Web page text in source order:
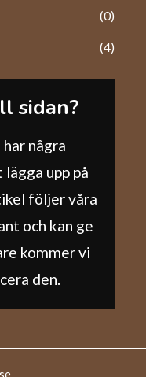
(0)
(4)
sidan?
några
upp på
följer våra
och kan ge
kommer vi
den.